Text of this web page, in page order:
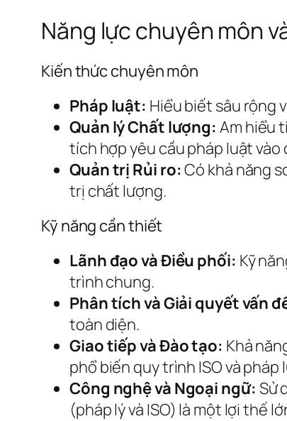
Năng lực chuyên môn
Kiến thức chuyên môn
Pháp luật: Hiểu biết sâu rộng
Quản lý Chất lượng: Am hiểu
tích hợp yêu cầu pháp luật vào
Quản trị Rủi ro:Có khả năng
trị chất lượng.
Kỹ năng cần thiết
Lãnh đạo và Điều phối: Kỹ
trình chung.
Phân tích và Giải quyết vấn
toàn diện.
Giao tiếp và Đào tạo: Khả
phổ biến quy trình ISO và pháp
Công nghệ và Ngoại ngữ: Sử
(pháp lý và ISO) là một lợi thế